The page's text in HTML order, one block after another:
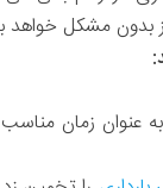
برای زایمان مشخص کرده است، تغییر کند. بنابراین اگرچه